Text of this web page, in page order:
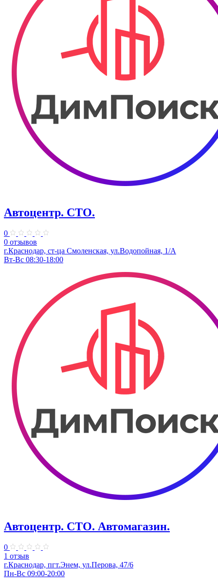
Автоцентр. СТО.
0
0 отзывов
г.Краснодар, ст-ца Смоленская, ул.Водопойная, 1/А
Вт-Вс 08:30-18:00
Автоцентр. СТО. Автомагазин.
0
1 отзыв
г.Краснодар, пгт.Энем, ул.Перова, 47/6
Пн-Вс 09:00-20:00